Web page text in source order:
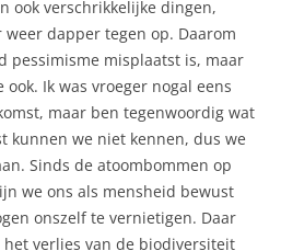
ook verschrikkelijke dingen,
dapper tegen op. Daarom
pessimisme misplaatst is, maar
Ik was vroeger nogal eens
maar ben tegenwoordig wat
kunnen we niet kennen, dus we
Sinds de atoombommen op
we ons als mensheid bewust
onszelf te vernietigen. Daar
verlies van de biodiversiteit